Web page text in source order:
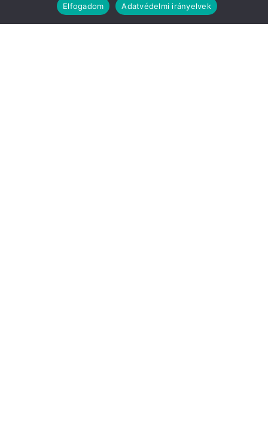
Elfogadom
Adatvédelmi irányelvek